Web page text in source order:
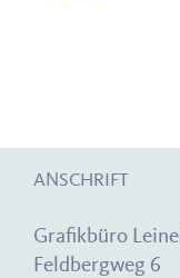
ANSCHRIFT
Grafikbüro
Feldbergweg 6